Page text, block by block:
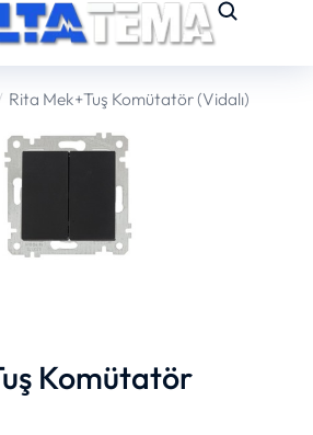
Rita Mek+Tuş Komütatör (Vidalı)
Komütatör